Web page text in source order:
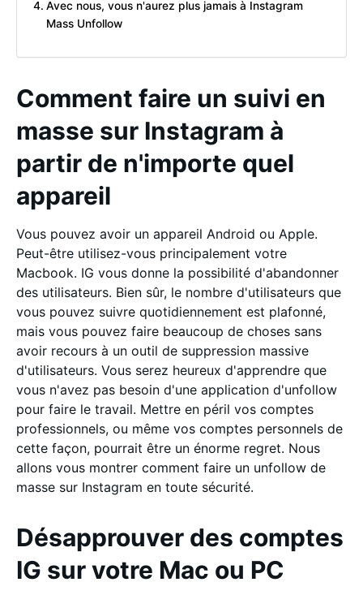
Avec nous, vous n'aurez plus jamais à Instagram
Mass Unfollow
Comment faire un suivi en
masse sur Instagram à
partir de n'importe quel
appareil
Vous pouvez avoir un appareil Android ou Apple.
Peut-être utilisez-vous principalement votre
Macbook. IG vous donne la possibilité d'abandonner
des utilisateurs. Bien sûr, le nombre d'utilisateurs que
vous pouvez suivre quotidiennement est plafonné,
mais vous pouvez faire beaucoup de choses sans
avoir recours à un outil de suppression massive
d'utilisateurs. Vous serez heureux d'apprendre que
vous n'avez pas besoin d'une application d'unfollow
pour faire le travail. Mettre en péril vos comptes
professionnels, ou même vos comptes personnels de
cette façon, pourrait être un énorme regret. Nous
allons vous montrer comment faire un unfollow de
masse sur Instagram en toute sécurité.
Désapprouver des comptes
IG sur votre Mac ou PC